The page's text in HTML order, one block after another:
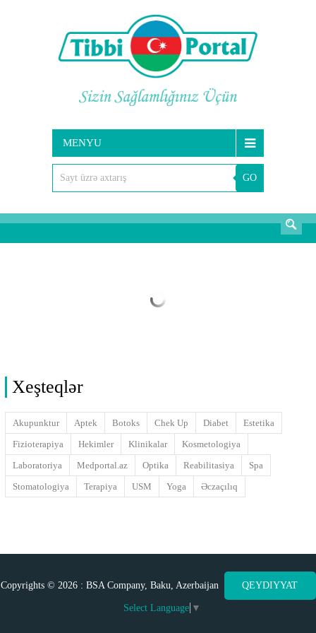
MENYU
GO
AXTARIŞ
Xeşteqlər
Akupunktur Aptek Botoks Chek Up Diabet
Estetika
Fizioterapiya
Hekimler Klinikalar
Kosmetologiya
Laboratoriya
Medportal.az Optika Reabilitasiya
Spa
Stomatologiya
Terapiya USM Yoga Əczaçılıq
Copyrights © 2026 : BSA Company, Baku, Azerbaijan QEYDIYYAT
Select Language ▼